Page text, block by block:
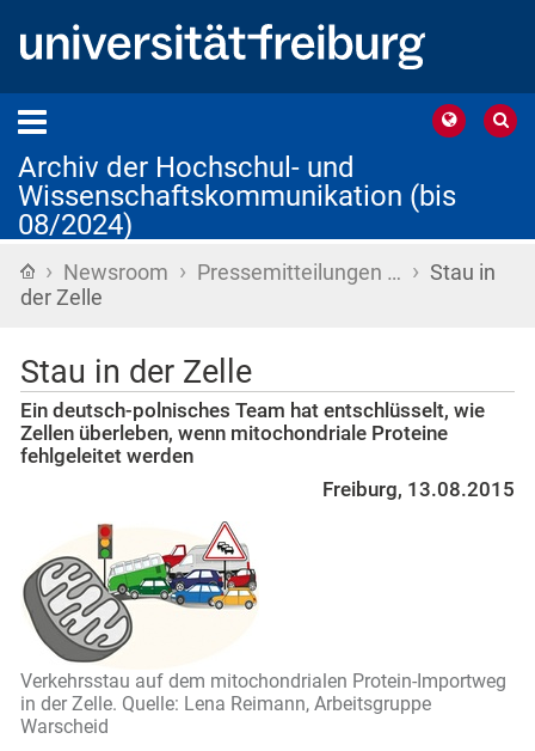
Archiv der Hochschul- und
Wissenschaftskommunikation (bis
08/2024)
Startseite
› Newsroom › Pressemitteilungen … › Stau in
der Zelle
Stau in der Zelle
Ein deutsch-polnisches Team hat entschlüsselt, wie
Zellen überleben, wenn mitochondriale Proteine
fehlgeleitet werden
Freiburg, 13.08.2015
Verkehrsstau auf dem mitochondrialen Protein-Importweg
in der Zelle. Quelle: Lena Reimann, Arbeitsgruppe
Warscheid